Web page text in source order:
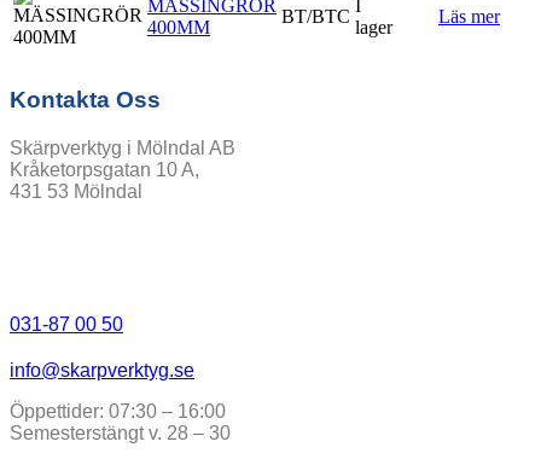
MÄSSINGRÖR
400MM
BT/BTC
I
lager
Läs mer
Kontakta Oss
Skärpverktyg i Mölndal AB
Kråketorpsgatan 10 A,
431 53 Mölndal
031-87 00 50
info@skarpverktyg.se
Öppettider: 07:30 – 16:00
Semesterstängt v. 28 – 30